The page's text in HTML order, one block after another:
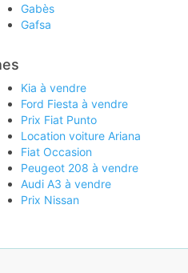
Gabès
Gafsa
Kia à vendre
Ford Fiesta à vendre
Prix Fiat Punto
Location voiture Ariana
Fiat Occasion
Peugeot 208 à vendre
Audi A3 à vendre
Prix Nissan